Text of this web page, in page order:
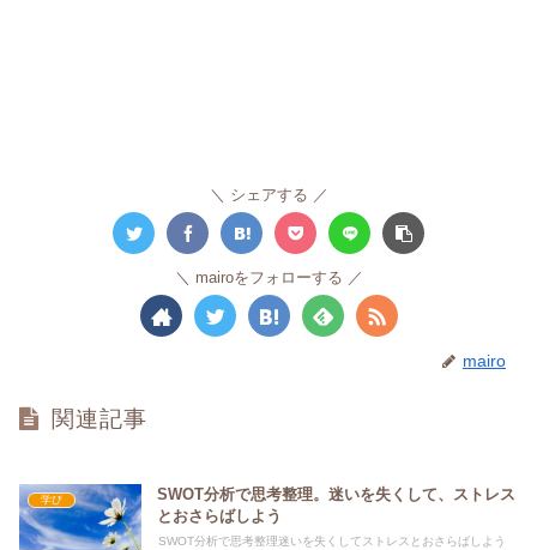
シェアする
mairoをフォローする
mairo
関連記事
学び
SWOT分析で思考整理。迷いを失くして、ストレス
とおさらばしよう
SWOT分析で思考整理迷いを失くしてストレスとおさらばしよう